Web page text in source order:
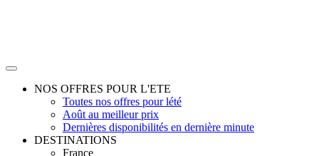
NOS OFFRES POUR L'ETE
Toutes nos offres pour lété
Août au meilleur prix
Dernières disponibilités en dernière minute
DESTINATIONS
France